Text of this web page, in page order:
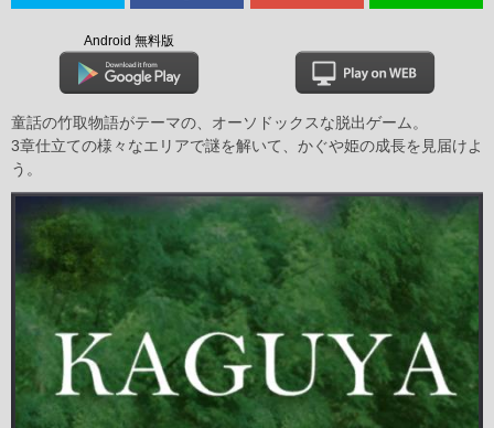
Android 無料版
童話の竹取物語がテーマの、オーソドックスな脱出ゲーム。
3章仕立ての様々なエリアで謎を解いて、かぐや姫の成長を見届けよ
う。